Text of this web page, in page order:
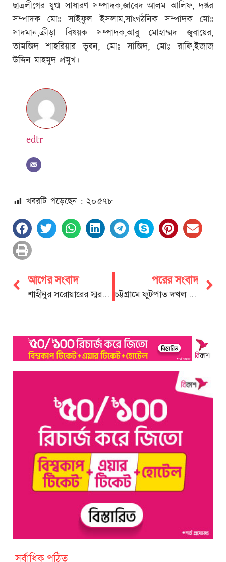
ছাত্রলীগের যুগ্ম সাধারণ সম্পাদক,জাবেদ আলম আলিফ, দপ্তর
সম্পাদক মোঃ সাইফুল ইসলাম,সাংগঠনিক সম্পাদক মোঃ
সাদমান,ক্রীড়া বিষয়ক সম্পাদক,আবু মোহাম্মদ জুবায়ের,
তামজিদ শাহরিয়ার ভূবন, মোঃ সাজিদ, মোঃ রাফি,ইজাজ
উদ্দিন মাহমুদ প্রমুখ।
edtr
খবরটি পড়েছেন : ২০৫৭৮
আগের সংবাদ
শাহীনুর সরোয়ারের স্মরণে ‘জান্নাত’ টেলিফিল্মের প্রথম প্রদর্শনী সম্পন্ন
পরের সংবাদ
চট্টগ্রামে ফুটপাত দখল মুক্ত করার দাবিতে সমাবেশ ও বিক্ষোভ মিছিল
সর্বাধিক পঠিত